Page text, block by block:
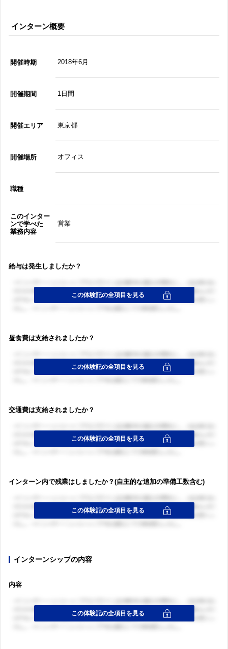
インターン概要
開催時期 2018年6月
開催期間 1日間
開催エリア 東京都
開催場所 オフィス
職種
このインター
ンで学べた
業務内容
営業
給与は発生しましたか？
昼食費は支給されましたか？
交通費は支給されましたか？
インターン内で残業はしましたか？(自主的な追加の準備工数含む)
インターンシップの内容
内容